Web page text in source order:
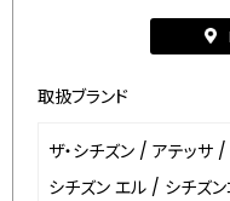
取扱ブランド
ザ・シチズン / アテッサ /
シチズン エル / シチズ